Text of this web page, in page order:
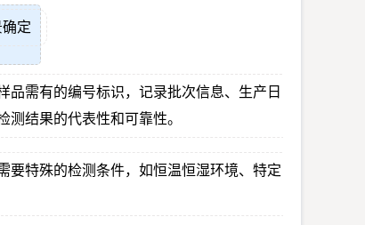
定
需有的编号标识，记录批次信息、生产日
结果的代表性和可靠性。
要特殊的检测条件，如恒温恒湿环境、特定